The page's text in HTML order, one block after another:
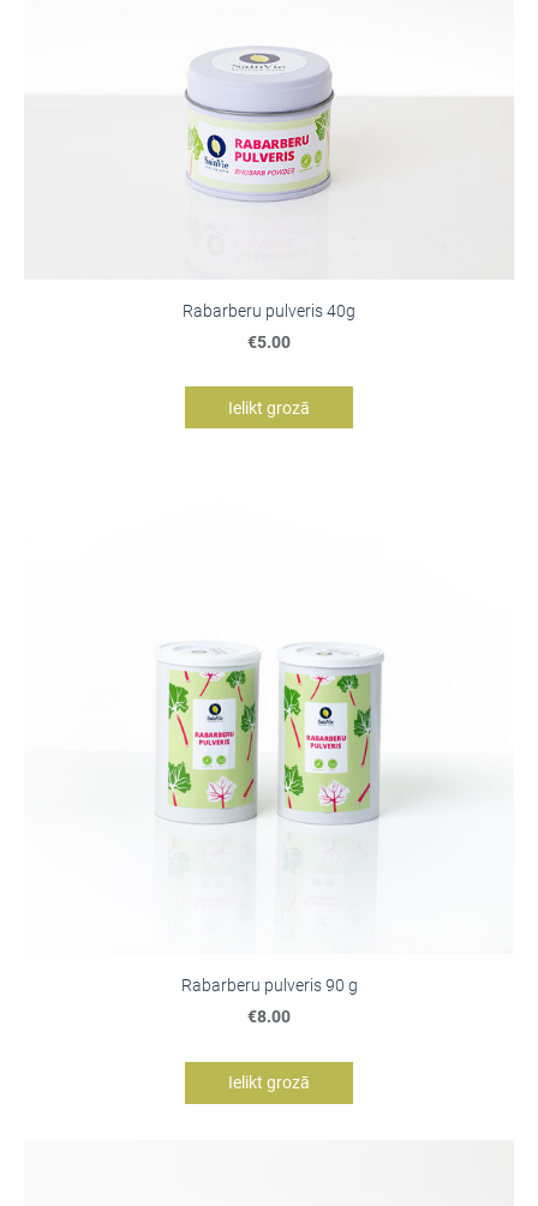
Rabarberu pulveris 40g
€5.00
Ielikt grozā
Rabarberu pulveris 90 g
€8.00
Ielikt grozā